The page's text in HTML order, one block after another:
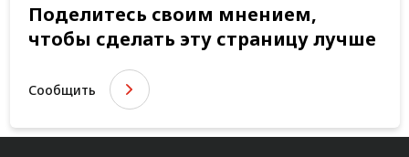
Поделитесь своим мнением,
чтобы сделать эту страницу лучше
Сообщить